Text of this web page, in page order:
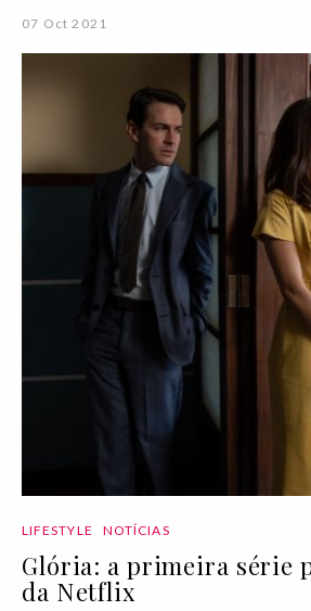
07 Oct 2021
LIFESTYLE NOTÍCIAS
Glória: a primeira série
da Netflix